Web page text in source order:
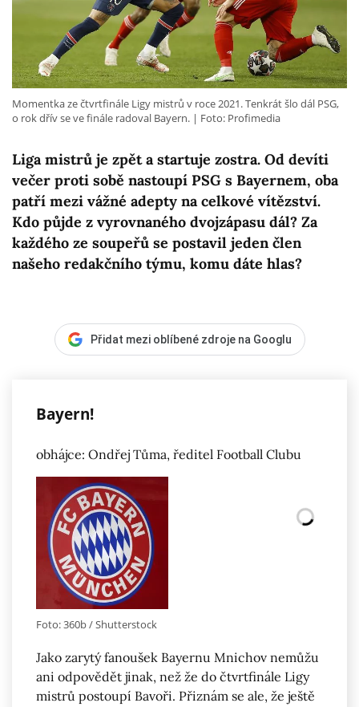
Liga mistrů je zpět a startuje zostra. Od devíti
večer proti sobě nastoupí PSG s Bayernem, oba
patří mezi vážné adepty na celkové vítězství.
Kdo půjde z vyrovnaného dvojzápasu dál? Za
každého ze soupeřů se postavil jeden člen
našeho redakčního týmu, komu dáte hlas?
Momentka ze čtvrtfinále Ligy mistrů v roce 2021. Tenkrát šlo dál PSG,
o rok dřív se ve finále radoval Bayern.
Foto: Profimedia
Přidat mezi oblíbené zdroje na Googlu
Bayern!
obhájce: Ondřej Tůma, ředitel Football Clubu
Foto: 360b / Shutterstock
Jako zarytý fanoušek Bayernu Mnichov nemůžu
ani odpovědět jinak, než že do čtvrtfinále Ligy
mistrů postoupí Bavoři. Přiznám se ale, že ještě